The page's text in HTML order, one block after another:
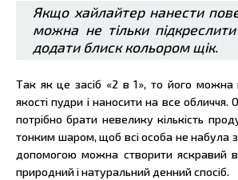
Якщо хайлайтер нанести
можна не тільки
додати блиск кольором щік.
Так як це засіб «2 в 1», то його можна
якості пудри і наносити на все обличчя.
потрібно брати невелику кількість
тонким шаром, щоб всі особа не набула
допомогою можна створити яскравий
природний і натуральний денний спосіб.